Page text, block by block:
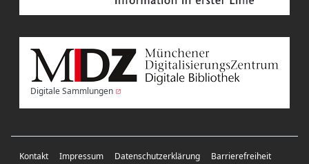
Digitale Sammlungen
Kontakt Impressum Datenschutzerklärung Barrierefreiheit